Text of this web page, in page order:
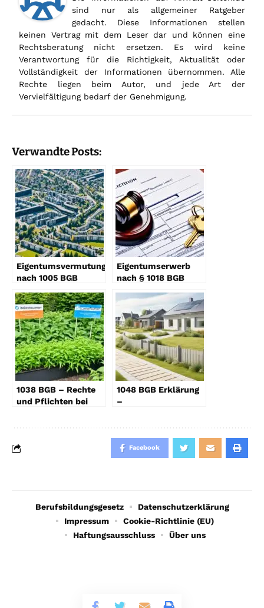
sind nur als allgemeiner Ratgeber
gedacht. Diese Informationen stellen
keinen Vertrag mit dem Leser dar und können eine
Rechtsberatung nicht ersetzen. Es wird keine
Verantwortung für die Richtigkeit, Aktualität oder
Vollständigkeit der Informationen übernommen. Alle
Rechte liegen beim Autor, und jede Art der
Vervielfältigung bedarf der Genehmigung.
Verwandte Posts:
Eigentumsvermutung
nach 1005 BGB
Eigentumserwerb
nach § 1018 BGB
1038 BGB – Rechte
und Pflichten bei
1048 BGB Erklärung
–
Facebook
Berufsbildungsgesetz
Datenschutzerklärung
Impressum
Cookie-Richtlinie (EU)
Haftungsausschluss
Über uns